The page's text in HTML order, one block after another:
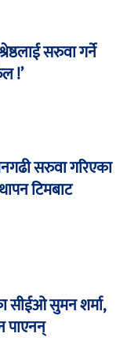
सरुवा गर्ने
!’
सरुवा गरिएका
टिमबाट
सीईओ सुमन शर्मा,
पाएनन्